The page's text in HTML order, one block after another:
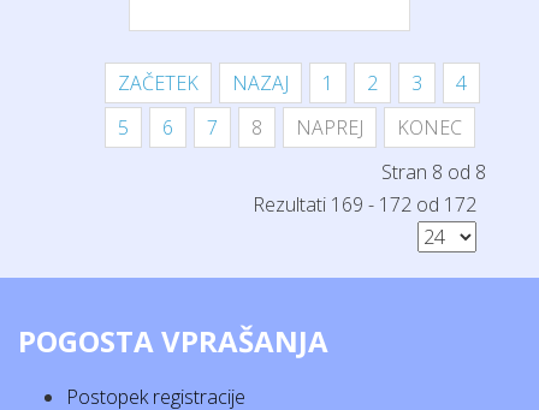
ZAČETEK NAZAJ 1 2 3
4
5
6 7 8 NAPREJ
KONEC
Stran 8 od 8
Rezultati 169 - 172 od 172
POGOSTA VPRAŠANJA
Postopek registracije